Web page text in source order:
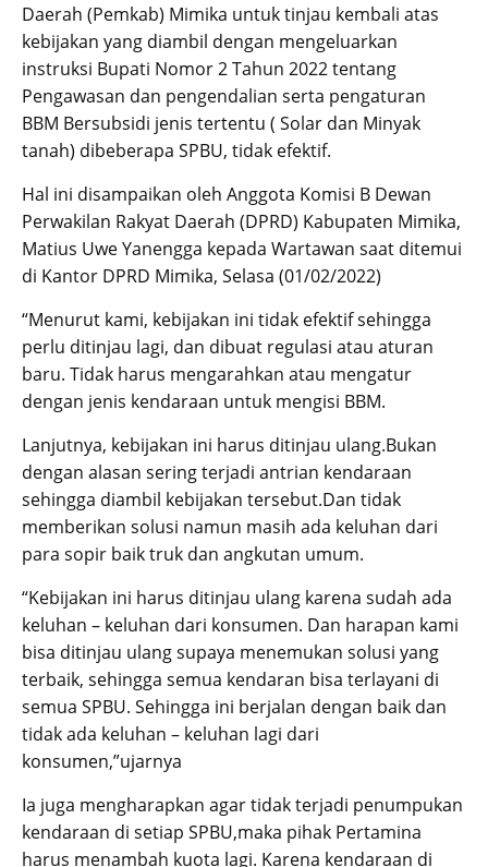
Daerah (Pemkab) Mimika untuk tinjau kembali atas
kebijakan yang diambil dengan mengeluarkan
instruksi Bupati Nomor 2 Tahun 2022 tentang
Pengawasan dan pengendalian serta pengaturan
BBM Bersubsidi jenis tertentu ( Solar dan Minyak
tanah) dibeberapa SPBU, tidak efektif.
Hal ini disampaikan oleh Anggota Komisi B Dewan
Perwakilan Rakyat Daerah (DPRD) Kabupaten Mimika,
Matius Uwe Yanengga kepada Wartawan saat ditemui
di Kantor DPRD Mimika, Selasa (01/02/2022)
“Menurut kami, kebijakan ini tidak efektif sehingga
perlu ditinjau lagi, dan dibuat regulasi atau aturan
baru. Tidak harus mengarahkan atau mengatur
dengan jenis kendaraan untuk mengisi BBM.
Lanjutnya, kebijakan ini harus ditinjau ulang.Bukan
dengan alasan sering terjadi antrian kendaraan
sehingga diambil kebijakan tersebut.Dan tidak
memberikan solusi namun masih ada keluhan dari
para sopir baik truk dan angkutan umum.
“Kebijakan ini harus ditinjau ulang karena sudah ada
keluhan – keluhan dari konsumen. Dan harapan kami
bisa ditinjau ulang supaya menemukan solusi yang
terbaik, sehingga semua kendaran bisa terlayani di
semua SPBU. Sehingga ini berjalan dengan baik dan
tidak ada keluhan – keluhan lagi dari
konsumen,”ujarnya
Ia juga mengharapkan agar tidak terjadi penumpukan
kendaraan di setiap SPBU,maka pihak Pertamina
harus menambah kuota lagi. Karena kendaraan di